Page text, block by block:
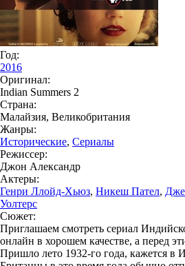
Год:
2016
Оригинал:
Indian Summers 2
Страна:
Малайзия, Великобритания
Жанры:
Исторические, Сериалы
Режиссер:
Джон Александр
Актеры:
Генри Ллойд-Хьюз, Никеш Пател,
Уолтерс
Сюжет:
Приглашаем смотреть сериал
онлайн в хорошем качестве, а перед
Пришло лето 1932-го года, кажется в